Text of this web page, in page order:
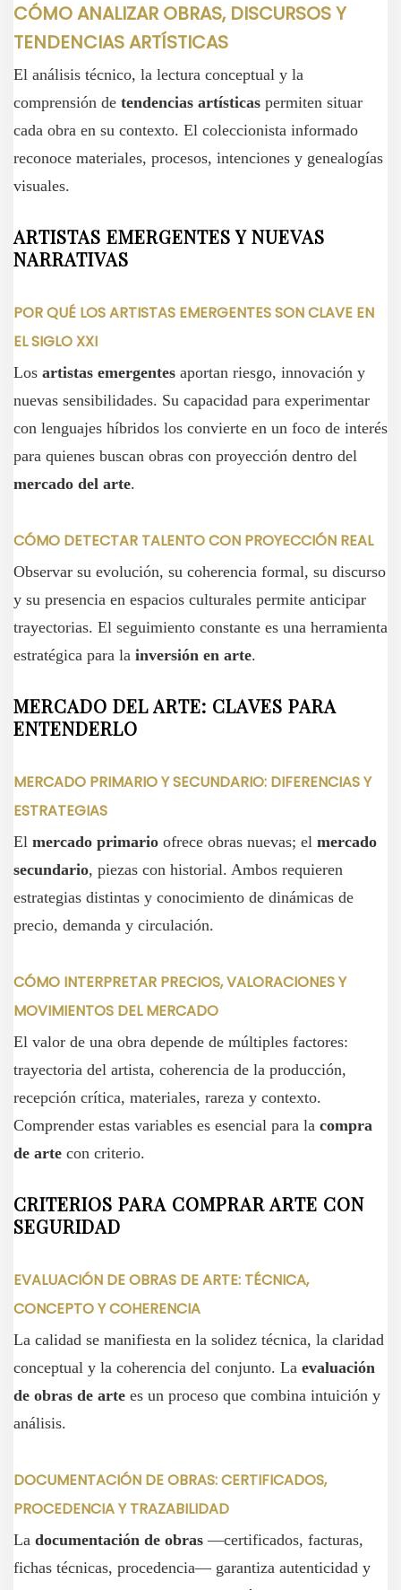
CÓMO ANALIZAR OBRAS, DISCURSOS Y
TENDENCIAS ARTÍSTICAS
El análisis técnico, la lectura conceptual y la
comprensión de tendencias artísticas permiten situar
cada obra en su contexto. El coleccionista informado
reconoce materiales, procesos, intenciones y genealogías
visuales.
ARTISTAS EMERGENTES Y NUEVAS
NARRATIVAS
POR QUÉ LOS ARTISTAS EMERGENTES SON CLAVE EN
EL SIGLO XXI
Los artistas emergentes aportan riesgo, innovación y
nuevas sensibilidades. Su capacidad para experimentar
con lenguajes híbridos los convierte en un foco de interés
para quienes buscan obras con proyección dentro del
mercado del arte.
CÓMO DETECTAR TALENTO CON PROYECCIÓN REAL
Observar su evolución, su coherencia formal, su discurso
y su presencia en espacios culturales permite anticipar
trayectorias. El seguimiento constante es una herramienta
estratégica para la inversión en arte.
MERCADO DEL ARTE: CLAVES PARA
ENTENDERLO
MERCADO PRIMARIO Y SECUNDARIO: DIFERENCIAS Y
ESTRATEGIAS
El mercado primario ofrece obras nuevas; el mercado
secundario, piezas con historial. Ambos requieren
estrategias distintas y conocimiento de dinámicas de
precio, demanda y circulación.
CÓMO INTERPRETAR PRECIOS, VALORACIONES Y
MOVIMIENTOS DEL MERCADO
El valor de una obra depende de múltiples factores:
trayectoria del artista, coherencia de la producción,
recepción crítica, materiales, rareza y contexto.
Comprender estas variables es esencial para la compra
de arte con criterio.
CRITERIOS PARA COMPRAR ARTE CON
SEGURIDAD
EVALUACIÓN DE OBRAS DE ARTE: TÉCNICA,
CONCEPTO Y COHERENCIA
La calidad se manifiesta en la solidez técnica, la claridad
conceptual y la coherencia del conjunto. La evaluación
de obras de arte es un proceso que combina intuición y
análisis.
DOCUMENTACIÓN DE OBRAS: CERTIFICADOS,
PROCEDENCIA Y TRAZABILIDAD
La documentación de obras —certificados, facturas,
fichas técnicas, procedencia— garantiza autenticidad y